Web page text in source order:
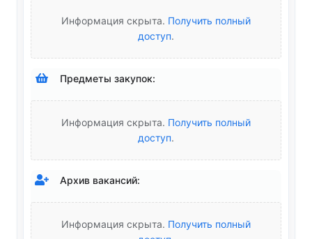
Информация скрыта. Получить полный
доступ.
Предметы закупок:
Информация скрыта. Получить полный
доступ.
Архив вакансий:
Информация скрыта. Получить полный